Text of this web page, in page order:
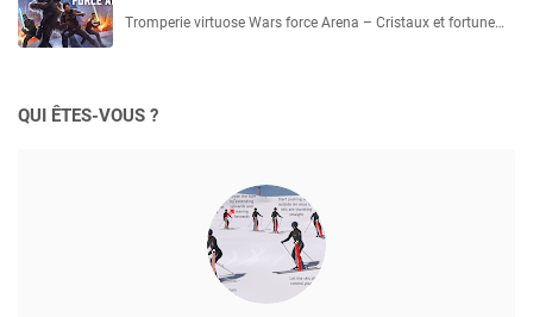
Tromperie virtuose Wars force Arena – Cristaux et fortune…
QUI ÊTES-VOUS ?